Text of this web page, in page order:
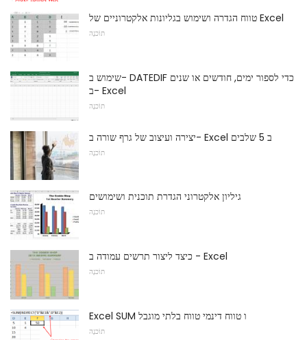
טווח הגדרה ושימוש בגליונות אלקטרוניים של Excel
תוֹכנָה
שימוש ב- DATEDIF כדי לספור ימים, חודשים או שנים
ב- Excel
תוֹכנָה
יצירה ועיצוב של גרף שורה ב- Excel ב 5 שלבים
תוֹכנָה
גיליון אלקטרוני הגדרת תוכנית ושימושים
תוֹכנָה
כיצד ליצור תרשים עמודה ב - Excel
תוֹכנָה
Excel SUM ו טווח דינמי טווח בלתי מוגבל
תוֹכנָה